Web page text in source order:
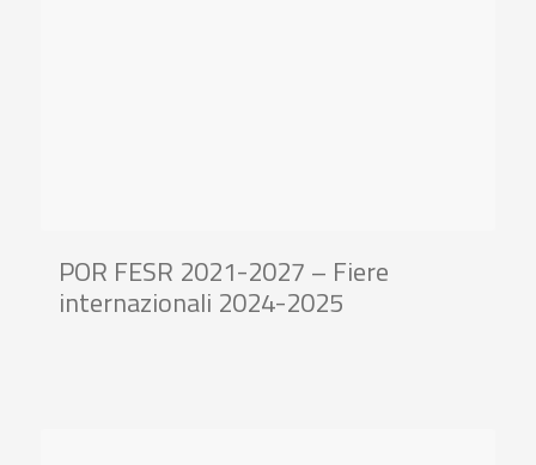
POR FESR 2021-2027 – Fiere
internazionali 2024-2025